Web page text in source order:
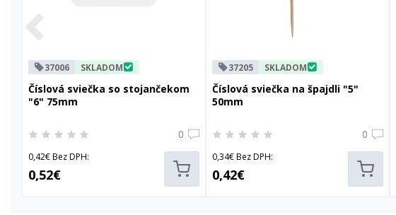
37006 SKLADOM
Číslová sviečka so stojančekom
"6" 75mm
0
0,42€ Bez DPH:
0,52€
37205 SKLADOM
Číslová sviečka na špajdli "5"
50mm
0
0,34€ Bez DPH:
0,42€